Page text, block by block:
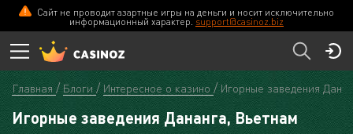
Сайт не проводит азартные игры на деньги и носит исключительно
информационный характер. support@casinoz.biz
Главная Блоги Интересное о казино Игорные заведения
Игорные заведения Дананга, Вьетнам